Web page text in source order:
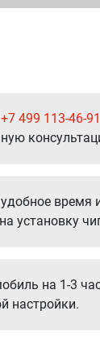
+7 499 113-46-91
время
установку
на 1-3
настройки.